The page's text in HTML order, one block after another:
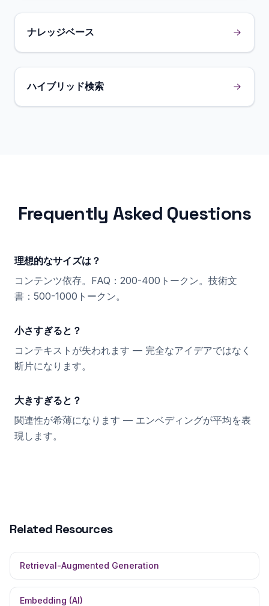
ナレッジベース
ハイブリッド検索
Frequently Asked Questions
理想的なサイズは？
コンテンツ依存。FAQ：200-400トークン。技術文
書：500-1000トークン。
小さすぎると？
コンテキストが失われます — 完全なアイデアではなく
断片になります。
大きすぎると？
関連性が希薄になります — エンベディングが平均を表
現します。
Related Resources
Retrieval-Augmented Generation
Embedding (AI)